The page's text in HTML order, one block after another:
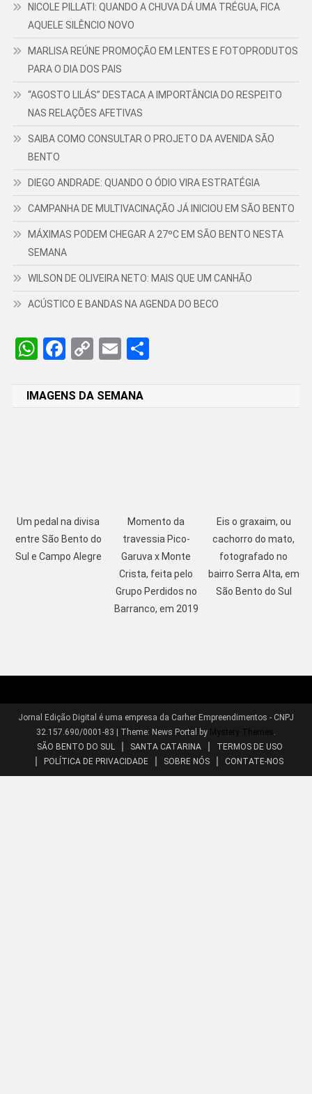
NICOLE PILLATI: QUANDO A CHUVA DÁ UMA TRÉGUA, FICA
AQUELE SILÊNCIO NOVO
MARLISA REÚNE PROMOÇÃO EM LENTES E FOTOPRODUTOS
PARA O DIA DOS PAIS
“AGOSTO LILÁS” DESTACA A IMPORTÂNCIA DO RESPEITO
NAS RELAÇÕES AFETIVAS
SAIBA COMO CONSULTAR O PROJETO DA AVENIDA SÃO
BENTO
DIEGO ANDRADE: QUANDO O ÓDIO VIRA ESTRATÉGIA
CAMPANHA DE MULTIVACINAÇÃO JÁ INICIOU EM SÃO BENTO
MÁXIMAS PODEM CHEGAR A 27ºC EM SÃO BENTO NESTA
SEMANA
WILSON DE OLIVEIRA NETO: MAIS QUE UM CANHÃO
ACÚSTICO E BANDAS NA AGENDA DO BECO
WhatsApp
Facebook
CopyEmailShare
IMAGENS DA SEMANA
Um pedal na divisa
entre São Bento do
Sul e Campo Alegre
Momento da
travessia Pico-
Garuva x Monte
Crista, feita pelo
Grupo Perdidos no
Barranco, em 2019
Eis o graxaim, ou
cachorro do mato,
fotografado no
bairro Serra Alta, em
São Bento do Sul
Jornal Edição Digital é uma empresa da Carher Empreendimentos - CNPJ
32.157.690/0001-83 | Theme: News Portal by Mystery Themes .
SÃO BENTO DO SUL
SANTA CATARINA
TERMOS DE USO
POLÍTICA DE PRIVACIDADE
SOBRE NÓS CONTATE-NOS